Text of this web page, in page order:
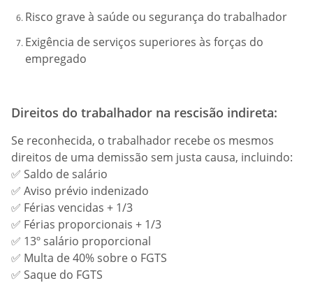
Risco grave à saúde ou segurança do trabalhador
Exigência de serviços superiores às forças do
empregado
Direitos do trabalhador na rescisão indireta:
Se reconhecida, o trabalhador recebe os mesmos
direitos de uma demissão sem justa causa, incluindo:
✅ Saldo de salário
✅ Aviso prévio indenizado
✅ Férias vencidas + 1/3
✅ Férias proporcionais + 1/3
✅ 13º salário proporcional
✅ Multa de 40% sobre o FGTS
✅ Saque do FGTS